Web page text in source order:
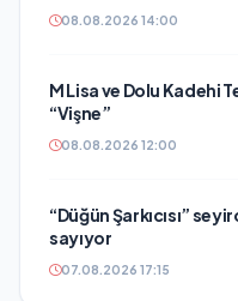
08.08.2026 14:00
M Lisa ve Dolu Kadehi
“Vişne”
08.08.2026 12:00
“Düğün Şarkıcısı”
sayıyor
07.08.2026 17:15